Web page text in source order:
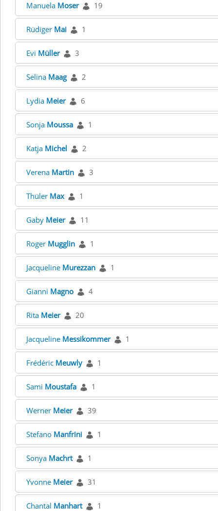
Manuela Moser 19
Rüdiger Mai 1
Evi Müller 3
Selina Maag 2
Lydia Meier 6
Sonja Moussa 1
Katja Michel 2
Verena Martin 3
Thüler Max 1
Gaby Meier 11
Roger Mugglin 1
Jacqueline Murezzan 1
Gianni Magno 4
Rita Meier 20
Jacqueline Messikommer 1
Frédéric Meuwly 1
Sami Moustafa 1
Werner Meier 39
Stefano Manfrini 1
Sonya Machrt 1
Yvonne Meier 31
Chantal Manhart 1